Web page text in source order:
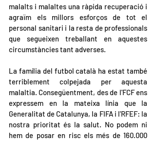
malalts i malaltes una ràpida recuperació i
agraïm els millors esforços de tot el
personal sanitari i la resta de professionals
que segueixen treballant en aquestes
circumstàncies tant adverses.
La família del futbol català ha estat també
terriblement colpejada per aquesta
malaltia. Consegüentment, des de l'FCF ens
expressem en la mateixa línia que la
Generalitat de Catalunya, la FIFA i l'RFEF: la
nostra prioritat és la salut. No podem ni
hem de posar en risc els més de 160.000